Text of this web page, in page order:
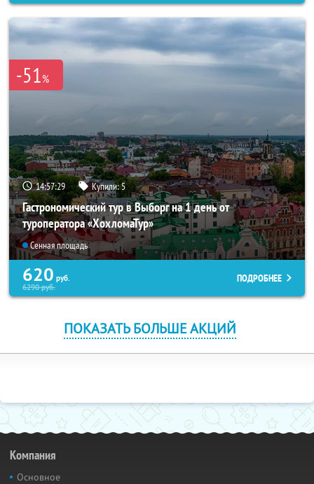
-51%
14:57:29 Купили:5
Гастрономический тур в Выборг на 1 день от
туроператора «ХохломаТур»
Сенная площадь
620 руб.
6290руб.
ПОДРОБНЕЕ
ПОКАЗАТЬ БОЛЬШЕ АКЦИЙ
Компания
Основное